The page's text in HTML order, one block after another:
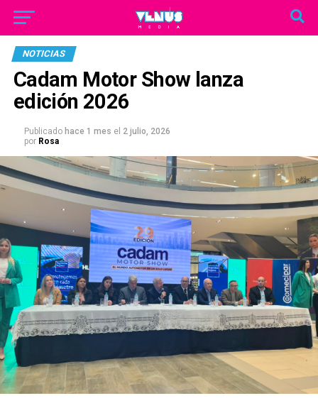
NOTICIAS
Cadam Motor Show lanza
edición 2026
Publicado hace 1 mes el 2 julio, 2026
por Rosa